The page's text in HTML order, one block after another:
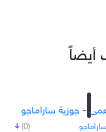
أيضاً
- جوزية ساراماجو
(0)